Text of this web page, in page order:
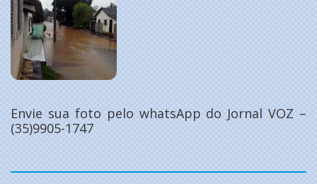
Envie sua foto pelo whatsApp do Jornal VOZ –
(35)9905-1747